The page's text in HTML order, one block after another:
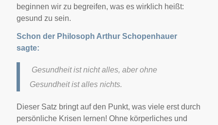
beginnen wir zu begreifen, was es wirklich heißt:
gesund zu sein.
Schon der Philosoph Arthur Schopenhauer
sagte:
Gesundheit ist nicht alles, aber ohne
Gesundheit ist alles nichts.
Dieser Satz bringt auf den Punkt, was viele erst durch
persönliche Krisen lernen! Ohne körperliches und